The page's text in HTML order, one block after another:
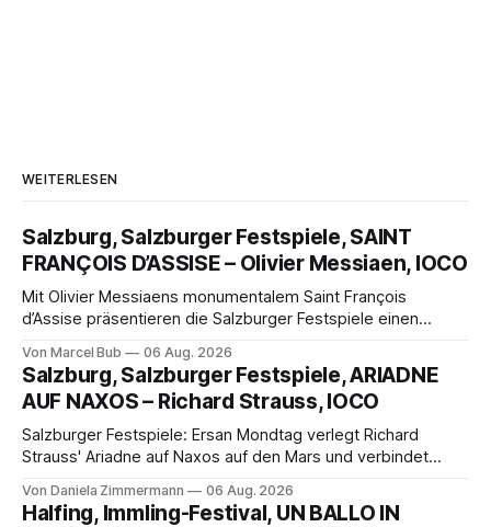
WEITERLESEN
Salzburg, Salzburger Festspiele, SAINT
FRANÇOIS D’ASSISE – Olivier Messiaen, IOCO
Mit Olivier Messiaens monumentalem Saint François
d’Assise präsentieren die Salzburger Festspiele einen
eine bildgewaltige Inszenierung, Maxime Pascal entfaltet
die komplexe Partitur eindrucksvoll, Philippe Sly berührt als
Franziskus.
Von Marcel Bub 06 Aug. 2026
Salzburg, Salzburger Festspiele, ARIADNE
AUF NAXOS – Richard Strauss, IOCO
Salzburger Festspiele: Ersan Mondtag verlegt Richard
Strauss' Ariadne auf Naxos auf den Mars und verbindet
Aufführung mit starken Solisten und den Wiener
Philharmonikern, szenisch bleibt der zweite Akt jedoch
Von Daniela Zimmermann 06 Aug. 2026
Halfing, Immling-Festival, UN BALLO IN